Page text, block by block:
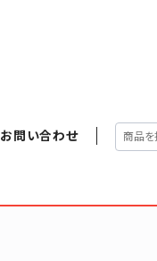
お問い合わせ